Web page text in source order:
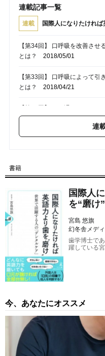
連載記事一覧
連載 国際人になりたけれ
【第34回】 口呼吸を改善させ
とは？
2018/05/01
【第33回】 口呼吸によって引
とは？
2018/04/21
は？2018/04/19
【第31回】 頬杖、早食い･･･
【第30回】 歯並びや口角から
連
書籍
国際人
を“磨け”
宮島 悠旗
幻冬舎メデ
歯学博士で
躍している
今、あなたにオススメ